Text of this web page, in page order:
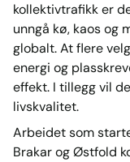
kollektivtrafikk er
unngå kø, kaos og
globalt. At flere
energi og
effekt. I tillegg vil
livskvalitet.
Arbeidet som
Brakar og Østfold